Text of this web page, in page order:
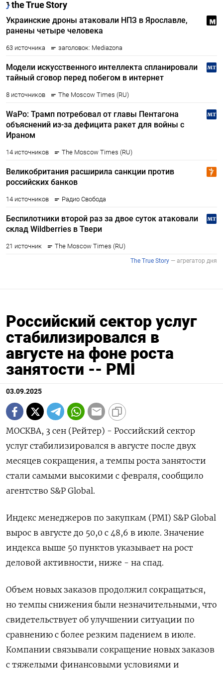
Российский сектор услуг
стабилизировался в
августе на фоне роста
занятости -- PMI
03.09.2025
МОСКВА, 3 сен (Рейтер) - Российский сектор
услуг стабилизировался в августе после двух
месяцев сокращения, а темпы роста занятости
стали самыми высокими с февраля, сообщило
агентство S&P Global.
Индекс менеджеров по закупкам (PMI) S&P Global
вырос в августе до 50,0 с 48,6 в июле. Значение
индекса выше 50 пунктов указывает на рост
деловой активности, ниже - на спад.
Объем новых заказов продолжил сокращаться,
но темпы снижения были незначительными, что
свидетельствует об улучшении ситуации по
сравнению с более резким падением в июле.
Компании связывали сокращение новых заказов
с тяжелыми финансовыми условиями и